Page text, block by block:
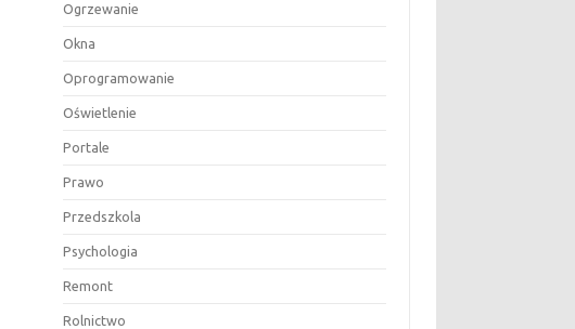
Ogrzewanie
Okna
Oprogramowanie
Oświetlenie
Portale
Prawo
Przedszkola
Psychologia
Remont
Rolnictwo